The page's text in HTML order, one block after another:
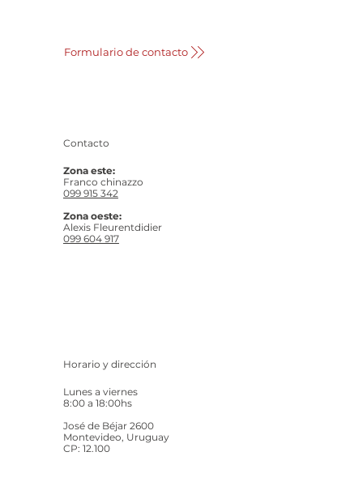
Formulario de contacto
Contacto
Zona este:
Franco chinazzo
099 915 342
Zona oeste:
Alexis Fleurentdidier
099 604 917
Horario y dirección
Lunes a viernes
8:00 a 18:00hs
José de Béjar 2600
Montevideo, Uruguay
CP: 12.100